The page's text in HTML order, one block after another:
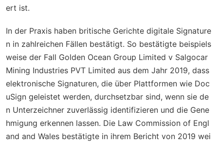
ert ist.
In der Praxis haben britische Gerichte digitale Signature
n in zahlreichen Fällen bestätigt. So bestätigte beispiels
weise der Fall Golden Ocean Group Limited v Salgocar
Mining Industries PVT Limited aus dem Jahr 2019, dass
elektronische Signaturen, die über Plattformen wie Doc
uSign geleistet werden, durchsetzbar sind, wenn sie de
n Unterzeichner zuverlässig identifizieren und die Gene
hmigung erkennen lassen. Die Law Commission of Engl
and and Wales bestätigte in ihrem Bericht von 2019 wei